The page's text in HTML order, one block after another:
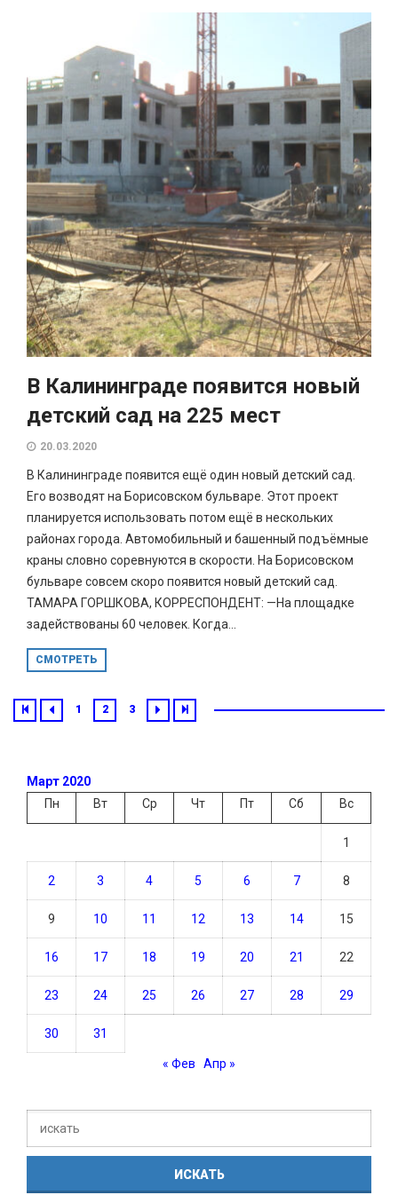
В Калининграде появится новый
детский сад на 225 мест
20.03.2020
В Калининграде появится ещё один новый детский сад.
Его возводят на Борисовском бульваре. Этот проект
планируется использовать потом ещё в нескольких
районах города. Автомобильный и башенный подъёмные
краны словно соревнуются в скорости. На Борисовском
бульваре совсем скоро появится новый детский сад.
ТАМАРА ГОРШКОВА, КОРРЕСПОНДЕНТ: —На площадке
задействованы 60 человек. Когда...
СМОТРЕТЬ
1 2 3
Март 2020
Пн
Вт Ср Чт Пт Сб Вс
1
2 3 4 5 6 7 8
9 10 11 12 13 14 15
16 17 18 19 20 21 22
23 24 25 26 27 28 29
30 31
« Фев Апр »